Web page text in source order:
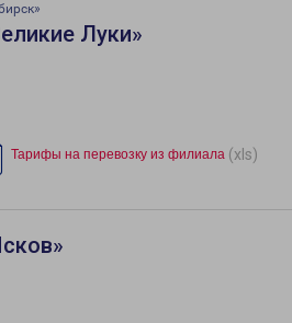
Луки»
Тарифы на перевозку из филиала (xls)